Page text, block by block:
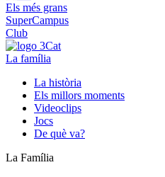
Els més grans
SuperCampus
Club
La família
La història
Els millors moments
Videoclips
Jocs
De què va?
La Família